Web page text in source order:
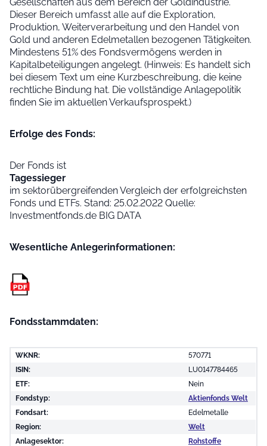
Dieser Bereich umfasst alle auf die Exploration,
Produktion, Weiterverarbeitung und den Handel von
Gold und anderen Edelmetallen bezogenen Tätigkeiten.
Mindestens 51% des Fondsvermögens werden in
Kapitalbeteiligungen angelegt. (Hinweis: Es handelt sich
bei diesem Text um eine Kurzbeschreibung, die keine
rechtliche Bindung hat. Die vollständige Anlagepolitik
finden Sie im aktuellen Verkaufsprospekt.)
Erfolge des Fonds:
Der Fonds ist
Tagessieger
im sektorübergreifenden Vergleich der erfolgreichsten
Fonds und ETFs. Stand: 25.02.2022 Quelle:
Investmentfonds.de BIG DATA
Wesentliche Anleger­informationen:
Fondsstammdaten:
WKNR:
570771
ISIN:
LU0147784465
ETF:
Nein
Fondstyp:
Aktienfonds Welt
Fondsart:
Edelmetalle
Region:
Welt
Anlagesektor:
Rohstoffe